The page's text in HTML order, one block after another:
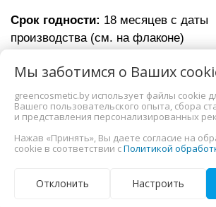
Cрок годности: 18 месяцев c даты
производства (см. на флаконе)
Дополнительная
тип
шампунь
тип волос
тонкие,
г. Пенза,
Мы заботимся о Ваших
greencosmetic.by использует файлы cookie
Вашего пользовательского опыта, сбора
и представления персонализированных
Нажав «Принять», Вы даете согласие на
cookie в соответствии сПолитикой
Отклонить Настроить